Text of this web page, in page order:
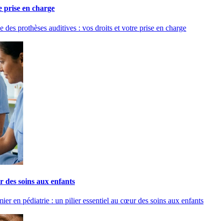
prise en charge
des prothèses auditives : vos droits et votre prise en charge
soins aux enfants
en pédiatrie : un pilier essentiel au cœur des soins aux enfants